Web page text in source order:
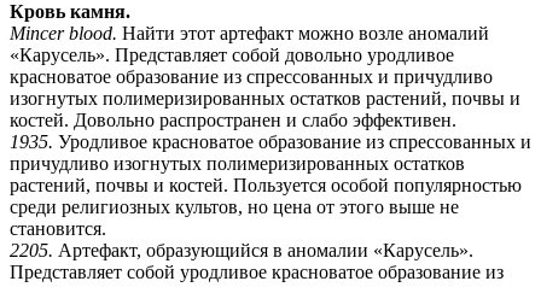
Кровь камня.
Mincer blood. Найти этот артефакт можно возле аномалий
«Карусель». Представляет собой довольно уродливое
красноватое образование из спрессованных и причудливо
изогнутых полимеризированных остатков растений, почвы и
костей. Довольно распространен и слабо эффективен.
1935. Уродливое красноватое образование из спрессованных и
причудливо изогнутых полимеризированных остатков
растений, почвы и костей. Пользуется особой популярностью
среди религиозных культов, но цена от этого выше не
становится.
2205. Артефакт, образующийся в аномалии «Карусель».
Представляет собой уродливое красноватое образование из